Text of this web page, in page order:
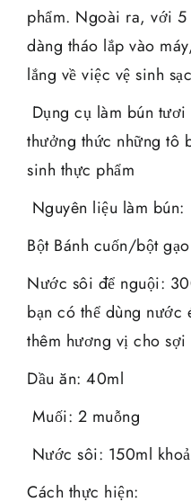
phẩm. Ngoài ra, với 5
dàng tháo lắp vào
lắng về việc vệ sinh
Dụng cụ làm bún
thưởng thức những tô
sinh thực phẩm
Nguyên liệu làm bún:
Bột Bánh cuốn/bột
Nước sôi để nguội:
bạn có thể dùng nước
thêm hương vị cho sợi
Dầu ăn: 40ml
Muối: 2 muỗng
Nước sôi: 150ml
Cách thực hiện: